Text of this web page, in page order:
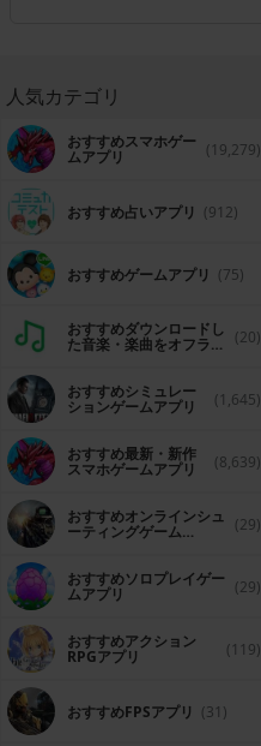
人気カテゴリ
おすすめスマホゲー
ムアプリ (19,279)
おすすめ占いアプリ (912)
おすすめゲームアプリ (75)
おすすめダウンロードし
た音楽・楽曲をオフライ (20)
おすすめシミュレー
ションゲームアプリ (1,645)
おすすめ最新・新作
スマホゲームアプリ (8,639)
おすすめオンラインシュ
ーティングゲーム (29)
おすすめソロプレイゲー
ムアプリ (29)
おすすめアクション
RPGアプリ (119)
おすすめFPSアプリ (31)